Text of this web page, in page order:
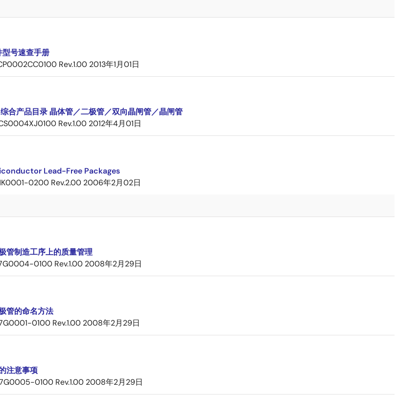
号速查手册
Rev.1.00 2013年1月01日
合产品目录 晶体管／二极管／双向晶闸管／晶闸管
Rev.1.00 2012年4月01日
Lead-Free Packages
0200 Rev.2.00 2006年2月02日
管制造工序上的质量管理
0100 Rev.1.00 2008年2月29日
管的命名方法
0100 Rev.1.00 2008年2月29日
注意事项
0100 Rev.1.00 2008年2月29日